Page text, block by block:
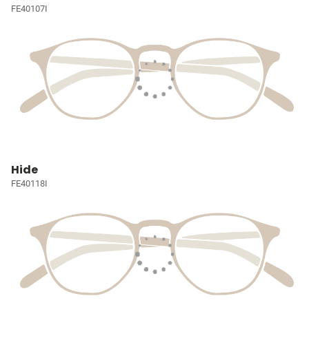
FE40107I
Hide
FE40118I